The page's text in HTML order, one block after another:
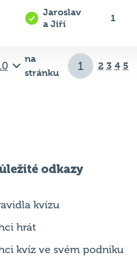
Jaroslav
a Jiří
1
na
stránku
2 3 4 5
odkazy
kvízu
hrát
kvíz ve svém podniku